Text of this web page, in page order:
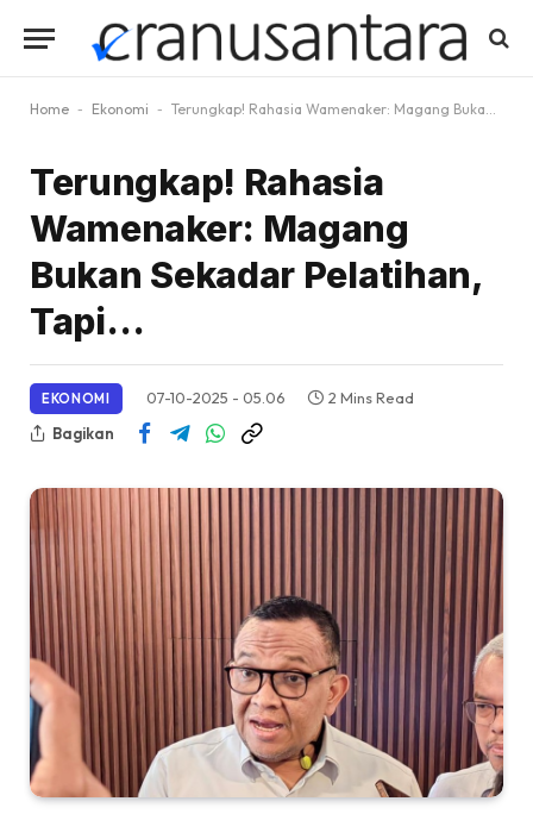
Home - Ekonomi - Terungkap! Rahasia Wamenaker: Magang Bukan Sekadar Pelatihan, Tapi…
Terungkap! Rahasia
Wamenaker: Magang
Bukan Sekadar Pelatihan,
Tapi…
EKONOMI 07-10-2025 - 05.06
2 Mins Read
Bagikan